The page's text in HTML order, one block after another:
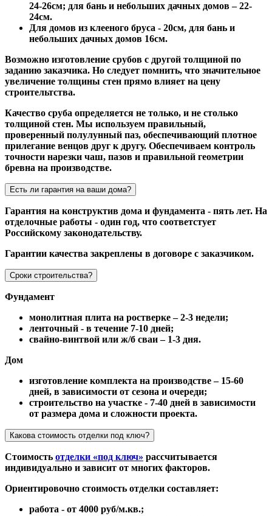
24-26см; для бань и небольших дачных домов – 22-
24см.
Для домов из клееного бруса - 20см, для бань и
небольших дачных домов 16см.
Возможно изготовление срубов с другой толщиной по
заданию заказчика. Но следует помнить, что значительное
увеличение толщины стен прямо влияет на цену
строительтства.
Качество сруба определяется не только, и не столько
толщиной стен. Мы используем правильный,
проверенный полулунный паз, обеспечивающий плотное
прилегание венцов друг к другу. Обеспечиваем контроль
точности нарезки чаш, пазов и правильной геометрии
бревна на производстве.
Есть ли гарантия на ваши дома?
Гарантия на конструктив дома и фундамента - пять лет. На
отделочные работы - один год, что соответстует
Российскому законодательству.
Гарантии качества закреплены в договоре с заказчиком.
Сроки строительства?
Фундамент
монолитная плита на ростверке – 2-3 недели;
ленточный - в течение 7-10 дней;
свайно-винтвой или ж/б сваи – 1-3 дня.
Дом
изготовление комплекта на производстве – 15-60
дней, в зависимости от сезона и очереди;
строительство на участке - 7-40 дней в зависимости
от размера дома и сложности проекта.
Какова стоимость отделки под ключ?
Стоимость отделки «под ключ» рассчитывается
индивидуально и зависит от многих факторов.
Ориентировочно стоимость отделки составляет:
работа - от 4000 руб/м.кв.;